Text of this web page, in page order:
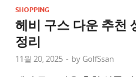
SHOPPING
헤비 구스 다운 추천
정리
11월 20, 2025 - by GolfSsan